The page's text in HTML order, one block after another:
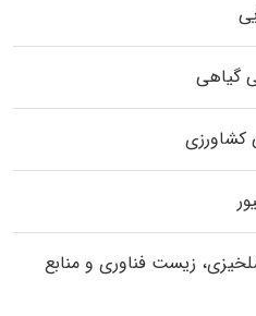
گیاهی
کشاورزی
زیست فناوری و منابع